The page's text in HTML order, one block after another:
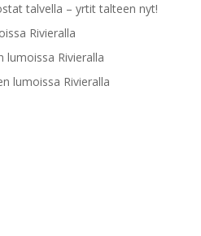
talvella – yrtit talteen nyt!
Rivieralla
lumoissa Rivieralla
lumoissa Rivieralla